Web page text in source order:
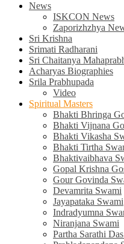
News
ISKCON News
Zaporizhzhya
Sri Krishna
Srimati Radharani
Sri Chaitanya
Acharyas Biographies
Srila Prabhupada
Video
Spiritual Masters
Bhakti Bhringa
Bhakti Vijnana
Bhakti Vikasha
Bhakti Tirtha
Bhaktivaibhava
Gopal Krishna
Gour Govinda
Devamrita Swami
Jayapataka Swami
Indradyumna
Niranjana Swami
Partha Sarathi